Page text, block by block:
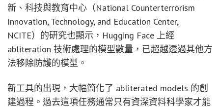
新、科技與教育中心（National Counterterrorism
Innovation, Technology, and Education Center,
NCITE）的研究也顯示，Hugging Face 上經
abliteration 技術處理的模型數量，已超越透過其他方
法移除防護的模型。
新工具的出現，大幅簡化了 abliterated models 的創
建過程。過去這項任務通常只有資深資料科學家才能